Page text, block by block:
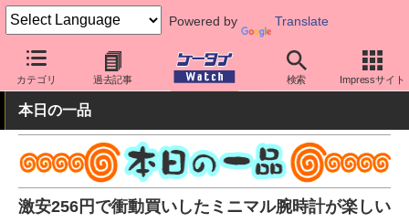
Powered by Translate
カテゴリ 過去記事 検索 Impressサイト
ケータイ Watch 周辺機器/アクセサリー
本日の一品
激安256円で衝動買いしたミニマル腕時計が楽しい